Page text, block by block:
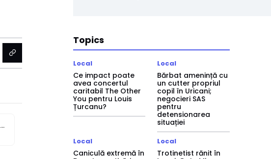
Un târg de științe pentru toate vârstele la Muzeul Apei: „Științescu &...
Topics
Local
Ce impact poate
avea concertul
caritabil The Other
You pentru Louis
Țurcanu?
Local
Bărbat amenință cu
un cutter propriul
copil în Uricani;
negocieri SAS
pentru
detensionarea
situației
Local
Caniculă extremă în
Local
Trotinetist rănit în